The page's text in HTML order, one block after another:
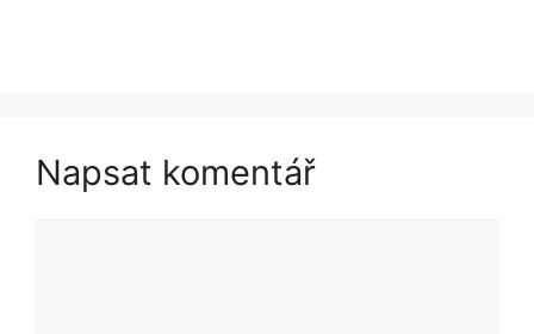
Napsat komentář